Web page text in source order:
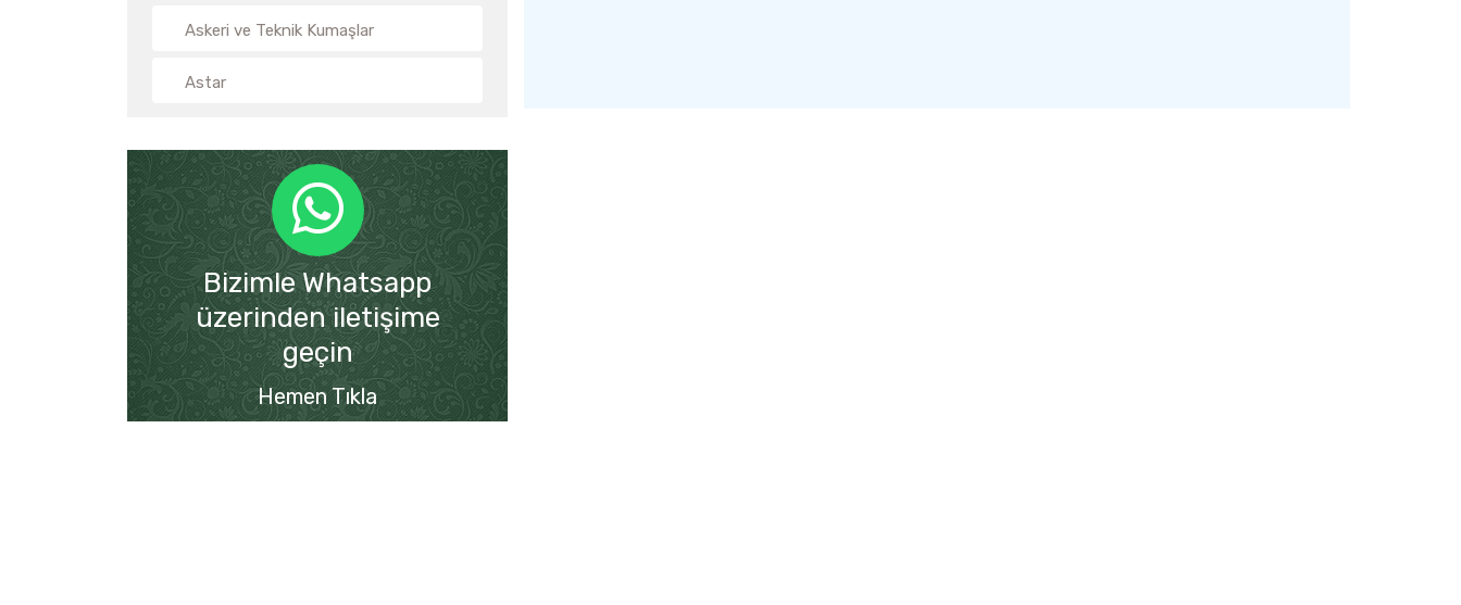
Askeri ve Teknik Kumaşlar
Astar
Bizimle Whatsapp
üzerinden iletişime
geçin
Hemen Tıkla